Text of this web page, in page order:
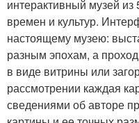
интерактивный музей из
времен и культур.
настоящему музею:
разным эпохам, а
в виде витрины или
рассмотрении каждая
сведениями об авторе